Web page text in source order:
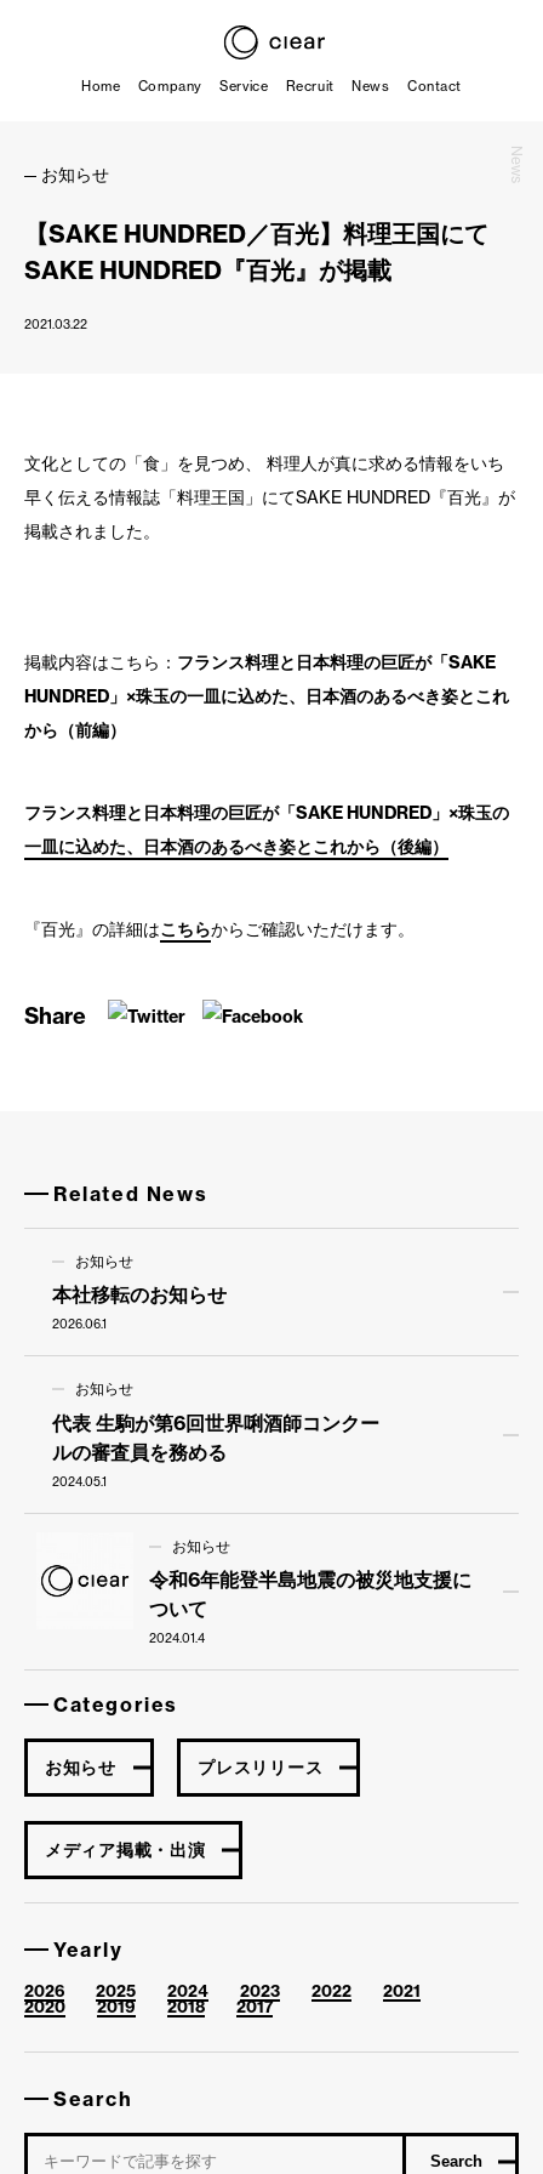
Home Company Service Recruit News Contact
News
お知らせ
【SAKE HUNDRED／百光】料理王国にて
SAKE HUNDRED『百光』が掲載
2021.03.22
文化としての「食」を見つめ、 料理人が真に求める情報をいち
早く伝える情報誌「料理王国」にてSAKE HUNDRED『百光』が
掲載されました。
掲載内容はこちら： フランス料理と日本料理の巨匠が「SAKE
HUNDRED」×珠玉の一皿に込めた、日本酒のあるべき姿とこれ
から（前編）
フランス料理と日本料理の巨匠が「SAKE HUNDRED」×珠玉の
一皿に込めた、日本酒のあるべき姿とこれから（後編）
『百光』の詳細はこちらからご確認いただけます。
Share
Related News
お知らせ
本社移転のお知らせ
2026.06.1
お知らせ
代表 生駒が第6回世界唎酒師コンクー
ルの審査員を務める
2024.05.1
お知らせ
令和6年能登半島地震の被災地支援に
ついて
2024.01.4
Categories
お知らせ プレスリリース
メディア掲載・出演
Yearly
2026 2025 2024 2023 2022
2021
2020
2019 2018 2017
Search